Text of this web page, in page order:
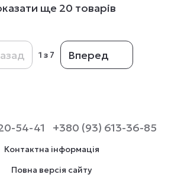
ще 20 товарів
1 з 7 Вперед
54-41 +380 (93) 613-36-85
Контактна інформація
Повна версія сайту